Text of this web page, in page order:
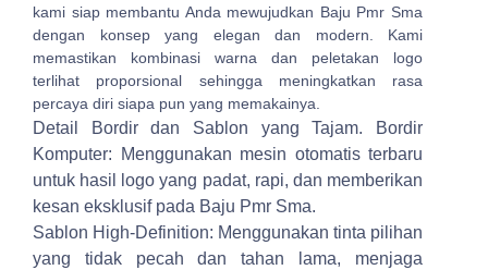
kami siap membantu Anda mewujudkan Baju Pmr Sma
dengan konsep yang elegan dan modern. Kami
memastikan kombinasi warna dan peletakan logo
terlihat proporsional sehingga meningkatkan rasa
percaya diri siapa pun yang memakainya.
Detail Bordir dan Sablon yang Tajam.
Bordir
Komputer: Menggunakan mesin otomatis terbaru
untuk hasil logo yang padat, rapi, dan memberikan
kesan eksklusif pada Baju Pmr Sma.
Sablon High-Definition: Menggunakan tinta pilihan
yang tidak pecah dan tahan lama, menjaga